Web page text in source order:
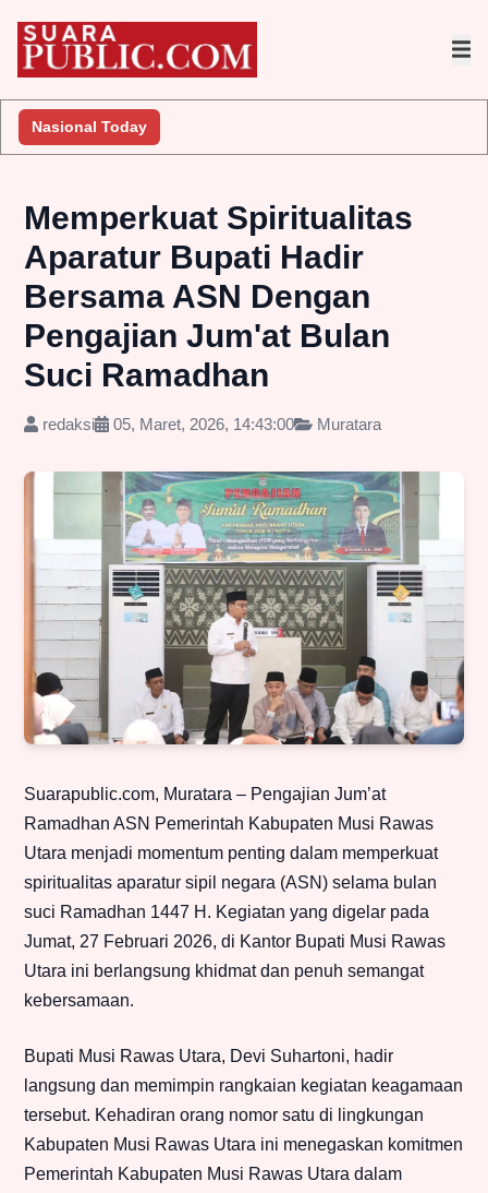
Nasional Today
Memperkuat Spiritualitas
Aparatur Bupati Hadir
Bersama ASN Dengan
Pengajian Jum'at Bulan
Suci Ramadhan
redaksi 05, Maret, 2026, 14:43:00 Muratara
Suarapublic.com, Muratara – Pengajian Jum’at
Ramadhan ASN Pemerintah Kabupaten Musi Rawas
Utara menjadi momentum penting dalam memperkuat
spiritualitas aparatur sipil negara (ASN) selama bulan
suci Ramadhan 1447 H. Kegiatan yang digelar pada
Jumat, 27 Februari 2026, di Kantor Bupati Musi Rawas
Utara ini berlangsung khidmat dan penuh semangat
kebersamaan.
Bupati Musi Rawas Utara, Devi Suhartoni, hadir
langsung dan memimpin rangkaian kegiatan keagamaan
tersebut. Kehadiran orang nomor satu di lingkungan
Kabupaten Musi Rawas Utara ini menegaskan komitmen
Pemerintah Kabupaten Musi Rawas Utara dalam